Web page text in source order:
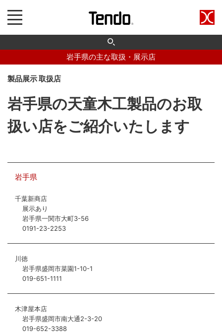
岩手県の主な取扱・展示店
製品展示 取扱店
岩手県の天童木工製品のお取
扱い店をご紹介いたします
岩手県
千葉新商店
展示あり
岩手県一関市大町3-56
0191-23-2253
川徳
岩手県盛岡市菜園1-10-1
019-651-1111
木津屋本店
岩手県盛岡市南大通2-3-20
019-652-3388